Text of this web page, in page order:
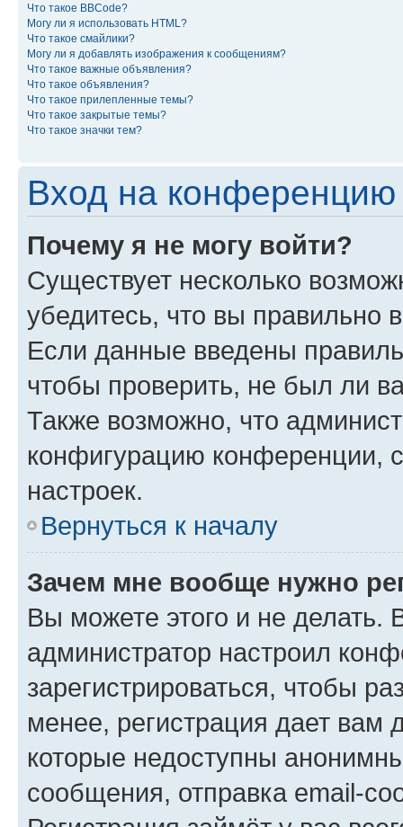
Что такое BBCode?
Могу ли я использовать HTML?
Что такое смайлики?
Могу ли я добавлять изображения к сообщениям?
Что такое важные объявления?
Что такое объявления?
Что такое прилепленные темы?
Что такое закрытые темы?
Что такое значки тем?
Вход на конференцию
Почему я не могу войти?
Существует несколько
убедитесь, что вы правильно
Если данные введены
чтобы проверить, не был ли
Также возможно, что
конфигурацию конференции,
настроек.
Вернуться к началу
Зачем мне вообще нужно
Вы можете этого и не делать.
администратор настроил
зарегистрироваться, чтобы
менее, регистрация дает вам
которые недоступны
сообщения, отправка email-